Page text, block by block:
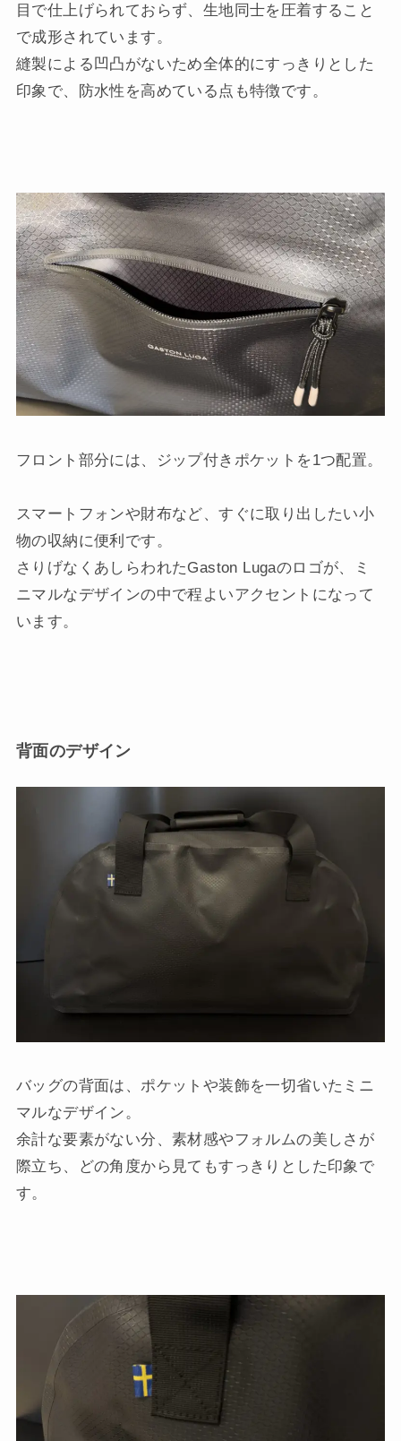
目で仕上げられておらず、生地同士を圧着すること
で成形されています。
縫製による凹凸がないため全体的にすっきりとした
印象で、防水性を高めている点も特徴です。
フロント部分には、ジップ付きポケットを1つ配置。
スマートフォンや財布など、すぐに取り出したい小
物の収納に便利です。
さりげなくあしらわれたGaston Lugaのロゴが、ミ
ニマルなデザインの中で程よいアクセントになって
います。
背面のデザイン
バッグの背面は、ポケットや装飾を一切省いたミニ
マルなデザイン。
余計な要素がない分、素材感やフォルムの美しさが
際立ち、どの角度から見てもすっきりとした印象で
す。